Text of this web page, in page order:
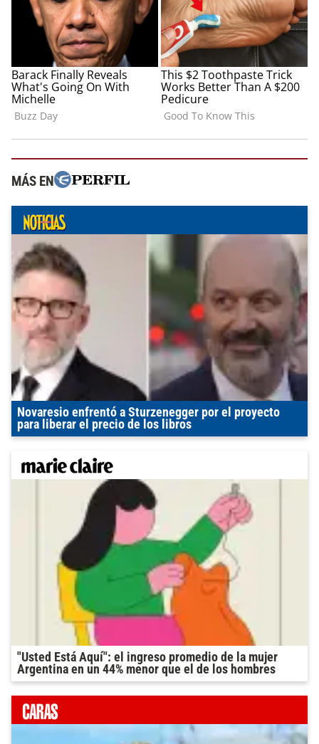
MÁS EN
Novaresio enfrentó a Sturzenegger por el proyecto
para liberar el precio de los libros
"Usted Está Aquí": el ingreso promedio de la mujer
Argentina en un 44% menor que el de los hombres